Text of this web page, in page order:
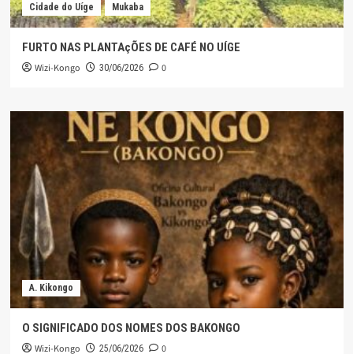
Cidade do Uíge Mukaba
FURTO NAS PLANTAçÕES DE CAFÉ NO UÍGE
Wizi-Kongo 30/06/2026 0
A. Kikongo
O SIGNIFICADO DOS NOMES DOS BAKONGO
Wizi-Kongo 25/06/2026 0